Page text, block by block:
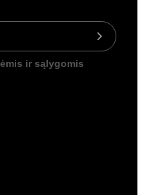
ir sąlygomis